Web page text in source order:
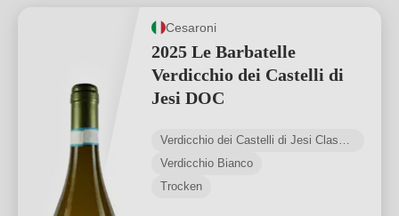
Cesaroni
2025 Le Barbatelle
Verdicchio dei Castelli di
Jesi DOC
Verdicchio dei Castelli di Jesi Classico DOC
Verdicchio Bianco
Trocken